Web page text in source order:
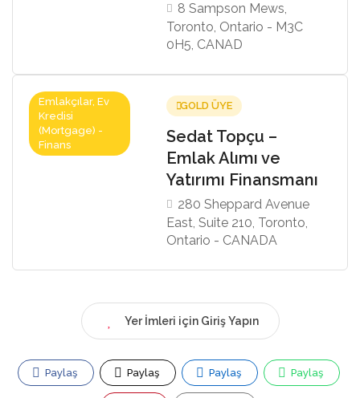
8 Sampson Mews,
Toronto, Ontario - M3C
0H5, CANAD
Emlakçılar, Ev
Kredisi
(Mortgage) -
Finans
GOLD ÜYE
Sedat Topçu –
Emlak Alımı ve
Yatırımı Finansmanı
280 Sheppard Avenue
East, Suite 210, Toronto,
Ontario - CANADA
Yer İmleri için Giriş Yapın
Paylaş Paylaş Paylaş Paylaş